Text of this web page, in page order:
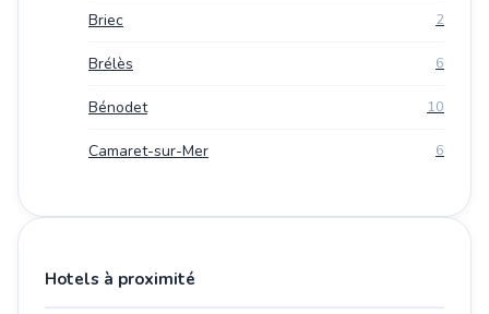
Briec 2
Brélès 6
Bénodet 10
Camaret-sur-Mer 6
Hotels à proximité